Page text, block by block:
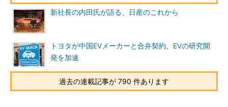
新社長の内田氏が語る、日産のこれから
トヨタが中国EVメーカーと合弁契約、EVの研究開
発を加速
過去の連載記事が 790 件あります